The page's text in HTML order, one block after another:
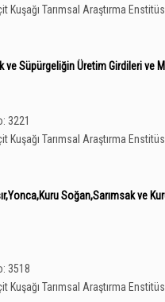
Kuşağı Tarımsal Araştırma
ve Süpürgeliğin Üretim Girdileri ve
3221
Kuşağı Tarımsal Araştırma
Soğan,Sarımsak ve
3518
Kuşağı Tarımsal Araştırma